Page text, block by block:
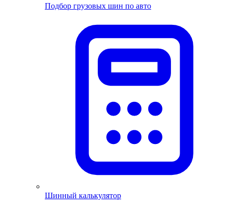
Подбор грузовых шин по авто
Шинный калькулятор